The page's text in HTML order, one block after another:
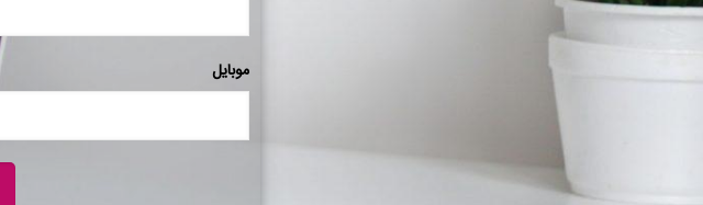
موبایل